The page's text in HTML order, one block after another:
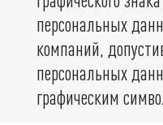
персональных
компаний,
персональных
графическим